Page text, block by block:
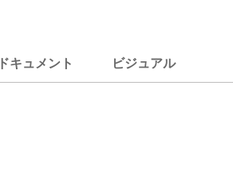
ドキュメント ビジュアル